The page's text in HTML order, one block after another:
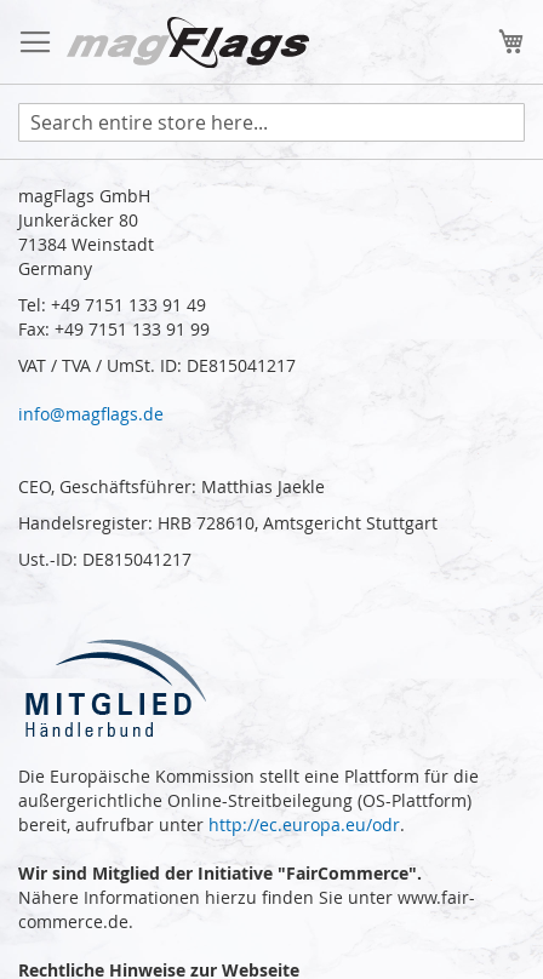
to
Content
magFlags GmbH
Junkeräcker 80
71384 Weinstadt
Germany
Tel: +49 7151 133 91 49
Fax: +49 7151 133 91 99
VAT / TVA / UmSt. ID: DE815041217
info@magflags.de
CEO, Geschäftsführer: Matthias Jaekle
Handelsregister: HRB 728610, Amtsgericht Stuttgart
Ust.-ID: DE815041217
Die Europäische Kommission stellt eine Plattform für die
außergerichtliche Online-Streitbeilegung (OS-Plattform)
bereit, aufrufbar unter http://ec.europa.eu/odr.
Wir sind Mitglied der Initiative "FairCommerce".
Nähere Informationen hierzu finden Sie unter www.fair-
commerce.de.
Rechtliche Hinweise zur Webseite